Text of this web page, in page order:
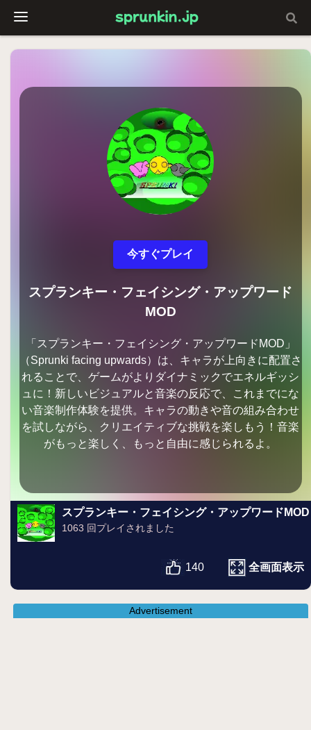
今すぐプレイ
スプランキー・フェイシング・アップワード
MOD
「スプランキー・フェイシング・アップワードMOD」
（Sprunki facing upwards）は、キャラが上向きに配置さ
れることで、ゲームがよりダイナミックでエネルギッシ
ュに！新しいビジュアルと音楽の反応で、これまでにな
い音楽制作体験を提供。キャラの動きや音の組み合わせ
を試しながら、クリエイティブな挑戦を楽しもう！音楽
がもっと楽しく、もっと自由に感じられるよ。
スプランキー・フェイシング・アップワードMOD
1063 回プレイされました
140 全画面表示
Advertisement